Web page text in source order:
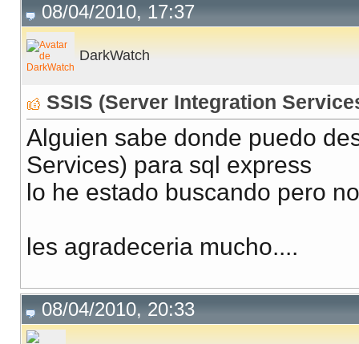
08/04/2010, 17:37
DarkWatch
SSIS (Server Integration
Alguien sabe donde puedo
Services) para sql express
lo he estado buscando pero
les agradeceria mucho....
08/04/2010, 20:33